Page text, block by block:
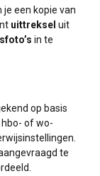
je een kopie van
uittreksel uit
in te
op basis
hbo- of wo-
te